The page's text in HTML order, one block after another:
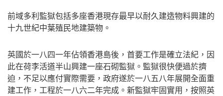
前域多利監獄包括多座香港現存最早以耐久建造物料興建的
十九世紀中葉殖民地建築物。
英國於一八四一年佔領香港島後，首要工作是確立法紀，因
此在荷李活道半山興建一座石砌監獄。監獄很快便過於擠
迫，不足以應付實際需要，政府遂於一八五八年展開全面重
建工作，工程於一八六二年完成。新監獄牢固實用，按照英